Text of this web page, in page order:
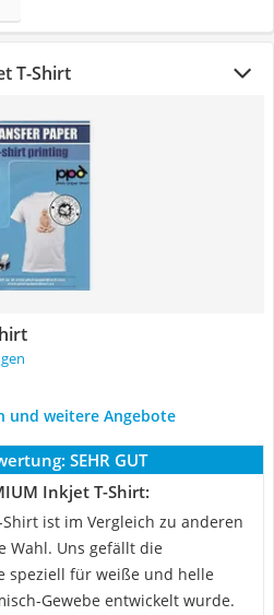
T-Shirt
und weitere Angebote
SEHR GUT
Inkjet T-Shirt:
Shirt ist im Vergleich zu anderen
Wahl. Uns gefällt die
speziell für weiße und helle
Gewebe entwickelt wurde.